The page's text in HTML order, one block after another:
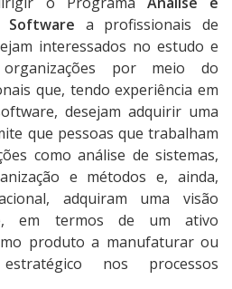
Software a profissionais de
interessados no estudo e
organizações por meio do
que, tendo experiência em
desejam adquirir uma
que pessoas que trabalham
como análise de sistemas,
e métodos e, ainda,
adquiram uma visão
em termos de um ativo
produto a manufaturar ou
nos processos